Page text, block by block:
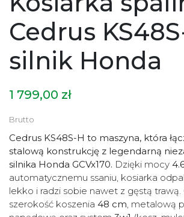
Cedrus
silnik Honda
1 799,00 zł
Brutto
Cedrus KS48S-H to maszyna, która
stalową konstrukcję z legendarną
silnika Honda GCVx170. Dzięki mocy
automatycznemu ssaniu, kosiarka
lekko i radzi sobie nawet z gęstą trawą.
szerokość koszenia 48 cm, metalową